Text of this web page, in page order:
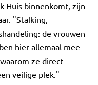
Huis binnenkomt, zijn
"Stalking,
de vrouwen
hier allemaal mee
ze direct
veilige plek."